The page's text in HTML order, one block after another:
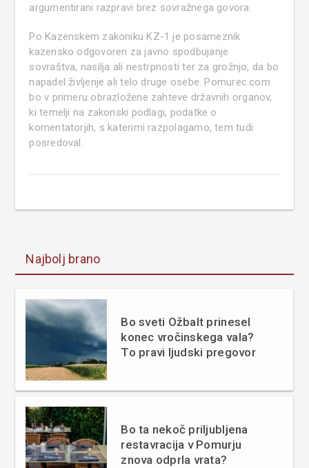
argumentirani razpravi brez sovražnega govora.
Po Kazenskem zakoniku KZ-1 je posameznik
kazensko odgovoren za javno spodbujanje
sovraštva, nasilja ali nestrpnosti ter za grožnjo, da bo
napadel življenje ali telo druge osebe. Pomurec.com
bo v primeru obrazložene zahteve državnih organov,
ki temelji na zakonski podlagi, podatke o
komentatorjih, s katerimi razpolagamo, tem tudi
posredoval.
Najbolj brano
Bo sveti Ožbalt prinesel
konec vročinskega vala?
To pravi ljudski pregovor
Bo ta nekoč priljubljena
restavracija v Pomurju
znova odprla vrata?